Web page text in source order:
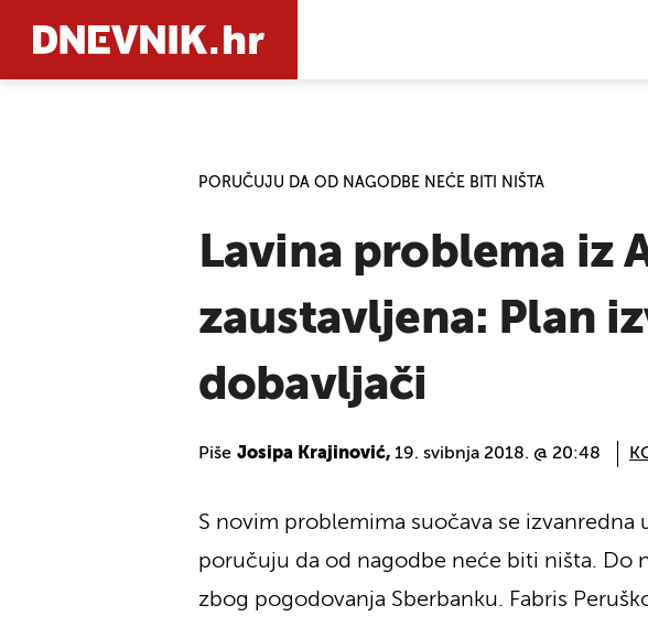
PORUČUJU DA OD NAGODBE NEĆE BITI NIŠTA
Lavina problema iz
zaustavljena: Plan
dobavljači
Piše Josipa Krajinović, 19. svibnja 2018. @ 20:48
S novim problemima suočava se
poručuju da od nagodbe neće biti ništa. Do
zbog pogodovanja Sberbanku. Fabris